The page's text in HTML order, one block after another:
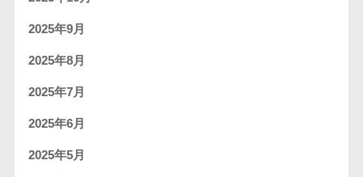
2025年9月
2025年8月
2025年7月
2025年6月
2025年5月